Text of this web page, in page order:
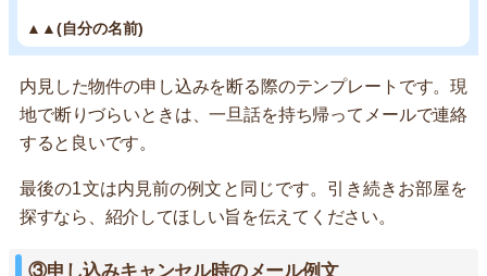
▲▲(自分の名前)
内見した物件の申し込みを断る際のテンプレートです。現
地で断りづらいときは、一旦話を持ち帰ってメールで連絡
すると良いです。
最後の1文は内見前の例文と同じです。引き続きお部屋を
探すなら、紹介してほしい旨を伝えてください。
③申し込みキャンセル時のメール例文